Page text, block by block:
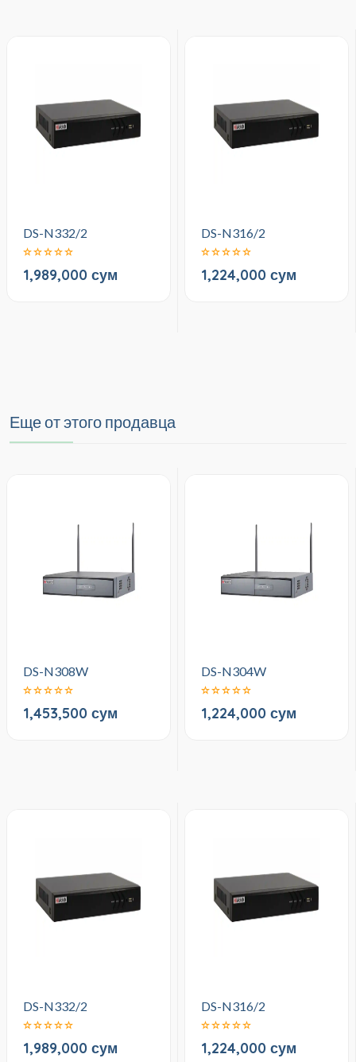
DS-N332/2
1,989,000 сум
DS-N316/2
1,224,000 сум
Еще от этого продавца
DS-N308W
1,453,500 сум
DS-N304W
1,224,000 сум
DS-N332/2
1,989,000 сум
DS-N316/2
1,224,000 сум